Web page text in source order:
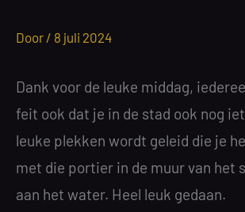
Door / 8 juli 2024
Dank voor de leuke middag,
feit ook dat je in de stad ook nog
leuke plekken wordt geleid die je
met die portier in de muur van het
aan het water. Heel leuk gedaan.